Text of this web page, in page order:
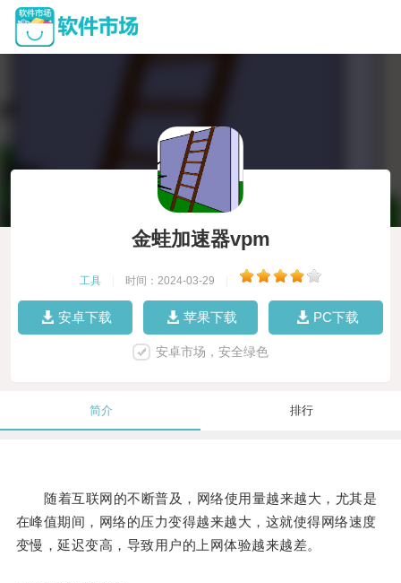
金蛙加速器vpm
工具 时间：2024-03-29
安卓下载 苹果下载 PC下载
安卓市场，安全绿色
简介 排行
随着互联网的不断普及，网络使用量越来越大，尤其是
在峰值期间，网络的压力变得越来越大，这就使得网络速度
变慢，延迟变高，导致用户的上网体验越来越差。